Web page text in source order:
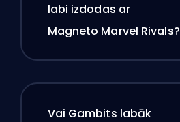
labi izdodas ar
Magneto Marvel Rivals?
Vai Gambits labāk